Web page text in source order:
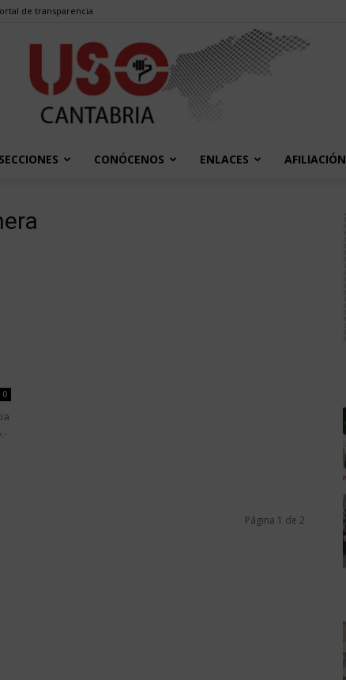
de transparencia
SECCIONES CONÓCENOS ENLACES AFILIACIÓN
0
Página 1 de 2